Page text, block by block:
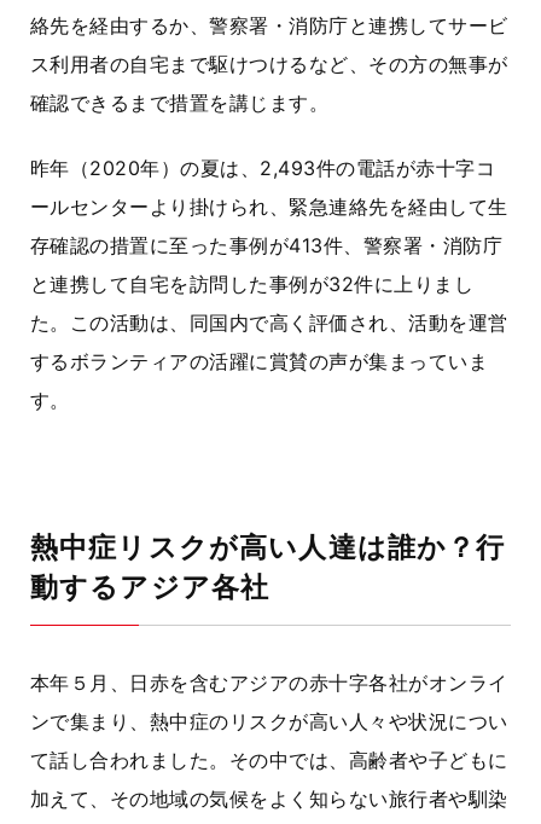
絡先を経由するか、警察署・消防庁と連携してサービ
ス利用者の自宅まで駆けつけるなど、その方の無事が
確認できるまで措置を講じます。
昨年（2020年）の夏は、 2,493件の電話が赤十字コ
ールセンターより掛けられ、緊急連絡先を経由して生
存確認の措置に至った事例が413件、警察署・消防庁
と連携して自宅を訪問した事例が32件に上りまし
た。この活動は、同国内で高く評価され、活動を運営
するボランティアの活躍に賞賛の声が集まっていま
す。
熱中症リスクが高い人達は誰か？行
動するアジア各社
本年５月、日赤を含むアジアの赤十字各社がオンライ
ンで集まり、熱中症のリスクが高い人々や状況につい
て話し合われました。その中では、高齢者や子どもに
加えて、その地域の気候をよく知らない旅行者や馴染